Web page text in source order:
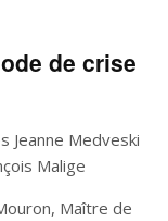
de crise
Jeanne Medveski
Malige
Maître de